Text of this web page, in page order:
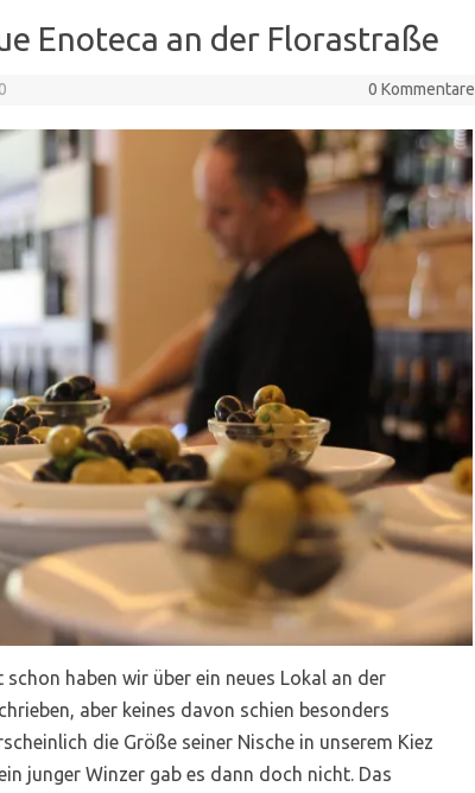
Enoteca an der Florastraße
0 Kommentare
haben wir über ein neues Lokal an der
aber keines davon schien besonders
die Größe seiner Nische in unserem Kiez
junger Winzer gab es dann doch nicht. Das